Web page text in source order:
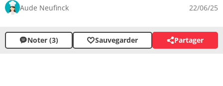
Aude Neufinck 22/06/25
Noter (3) Sauvegarder Partager